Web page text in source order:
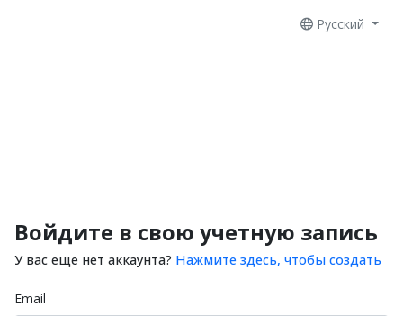
Русский
Войдите в свою учетную запись
У вас еще нет аккаунта? Нажмите здесь, чтобы создать
Email